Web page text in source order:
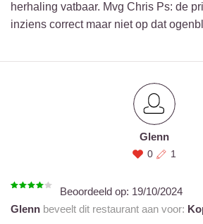
herhaling vatbaar. Mvg Chris Ps: de
inziens correct maar niet op dat
Glenn
0 1
Beoordeeld op: 19/10/2024
Glenn beveelt dit restaurant aan voor: